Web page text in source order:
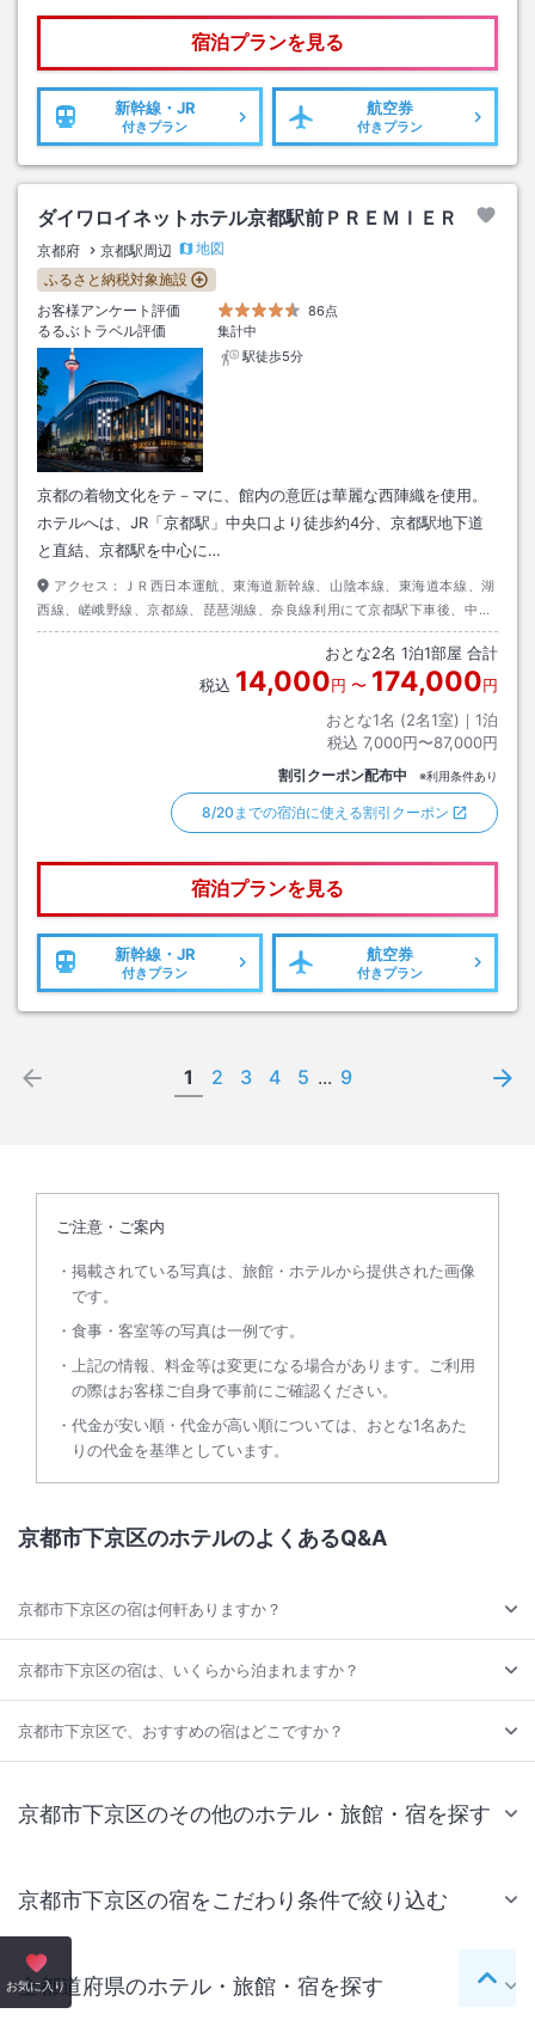
宿泊プランを見る
新幹線・JR
付きプラン
航空券
付きプラン
ダイワロイネットホテル京都駅前ＰＲＥＭＩＥＲ
京都府 京都駅周辺
地図
ふるさと納税対象施設
お客様アンケート評価
86点
るるぶトラベル評価
集計中
駅徒歩5分
京都の着物文化をテ－マに、館内の意匠は華麗な西陣織を使用。
ホテルへは、JR「京都駅」中央口より徒歩約4分、京都駅地下道
と直結、京都駅を中心に…
アクセス：
ＪＲ西日本運航、東海道新幹線、山陰本線、東海道本線、湖
西線、嵯峨野線、京都線、琵琶湖線、奈良線利用にて京都駅下車後、中央
口出口より地下道を通り徒歩約４分
おとな2名 1泊1部屋 合計
税込 14,000円 〜 174,000円
おとな1名 (2名1室)｜ 1泊
税込 7,000円〜87,000円
割引クーポン配布中 ※利用条件あり
8/20までの宿泊に使える割引クーポン
宿泊プランを見る
新幹線・JR
付きプラン
航空券
付きプラン
1 2 3 4 5 ... 9
ご注意・ご案内
掲載されている写真は、旅館・ホテルから提供された画像
です。
食事・客室等の写真は一例です。
上記の情報、料金等は変更になる場合があります。ご利用
の際はお客様ご自身で事前にご確認ください。
代金が安い順・代金が高い順については、おとな1名あた
りの代金を基準としています。
お気に入り ペー
京都市下京区のホテルのよくあるQ&A
京都市下京区の宿は何軒ありますか？
京都市下京区の宿は、いくらから泊まれますか？
京都市下京区で、おすすめの宿はどこですか？
京都市下京区のその他のホテル・旅館・宿を探す
京都市下京区の宿をこだわり条件で絞り込む
全都道府県のホテル・旅館・宿を探す